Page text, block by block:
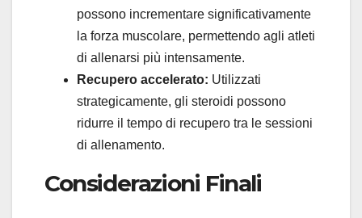
possono incrementare significativamente
la forza muscolare, permettendo agli atleti
di allenarsi più intensamente.
Recupero accelerato: Utilizzati
strategicamente, gli steroidi possono
ridurre il tempo di recupero tra le sessioni
di allenamento.
Considerazioni Finali